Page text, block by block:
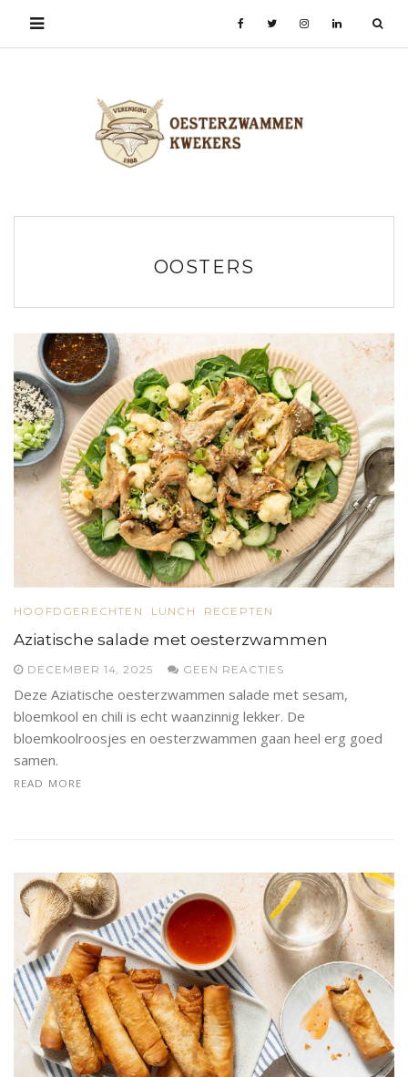
OOSTERS
HOOFDGERECHTEN LUNCH RECEPTEN
Aziatische salade met oesterzwammen
DECEMBER 14, 2025 GEEN REACTIES
Deze Aziatische oesterzwammen salade met sesam,
bloemkool en chili is echt waanzinnig lekker. De
bloemkoolroosjes en oesterzwammen gaan heel erg goed
samen.
READ MORE